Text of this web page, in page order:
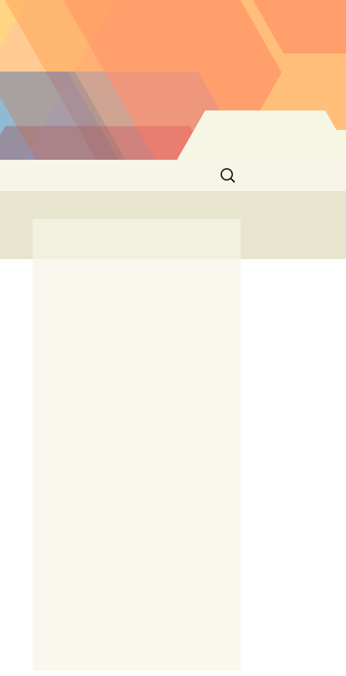
Buscar: